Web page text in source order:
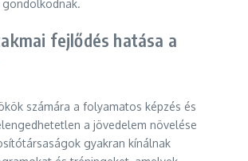
fejlődés hatása a
számára a folyamatos képzés és
a jövedelem növelése
gyakran kínálnak